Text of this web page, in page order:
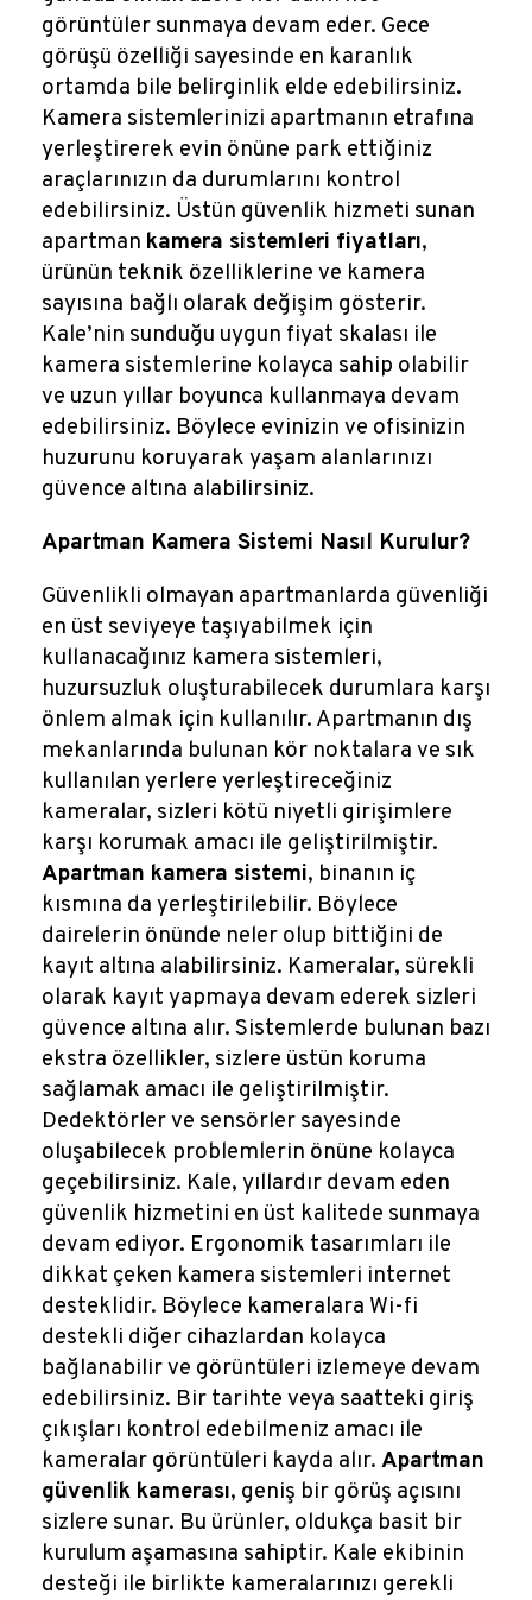
görüntüler sunmaya devam eder. Gece
görüşü özelliği sayesinde en karanlık
ortamda bile belirginlik elde edebilirsiniz.
Kamera sistemlerinizi apartmanın etrafına
yerleştirerek evin önüne park ettiğiniz
araçlarınızın da durumlarını kontrol
edebilirsiniz. Üstün güvenlik hizmeti sunan
apartman kamera sistemleri fiyatları,
ürünün teknik özelliklerine ve kamera
sayısına bağlı olarak değişim gösterir.
Kale’nin sunduğu uygun fiyat skalası ile
kamera sistemlerine kolayca sahip olabilir
ve uzun yıllar boyunca kullanmaya devam
edebilirsiniz. Böylece evinizin ve ofisinizin
huzurunu koruyarak yaşam alanlarınızı
güvence altına alabilirsiniz.
Apartman Kamera Sistemi Nasıl Kurulur?
Güvenlikli olmayan apartmanlarda güvenliği
en üst seviyeye taşıyabilmek için
kullanacağınız kamera sistemleri,
huzursuzluk oluşturabilecek durumlara karşı
önlem almak için kullanılır. Apartmanın dış
mekanlarında bulunan kör noktalara ve sık
kullanılan yerlere yerleştireceğiniz
kameralar, sizleri kötü niyetli girişimlere
karşı korumak amacı ile geliştirilmiştir.
Apartman kamera sistemi, binanın iç
kısmına da yerleştirilebilir. Böylece
dairelerin önünde neler olup bittiğini de
kayıt altına alabilirsiniz. Kameralar, sürekli
olarak kayıt yapmaya devam ederek sizleri
güvence altına alır. Sistemlerde bulunan bazı
ekstra özellikler, sizlere üstün koruma
sağlamak amacı ile geliştirilmiştir.
Dedektörler ve sensörler sayesinde
oluşabilecek problemlerin önüne kolayca
geçebilirsiniz. Kale, yıllardır devam eden
güvenlik hizmetini en üst kalitede sunmaya
devam ediyor. Ergonomik tasarımları ile
dikkat çeken kamera sistemleri internet
desteklidir. Böylece kameralara Wi-fi
destekli diğer cihazlardan kolayca
bağlanabilir ve görüntüleri izlemeye devam
edebilirsiniz. Bir tarihte veya saatteki giriş
çıkışları kontrol edebilmeniz amacı ile
kameralar görüntüleri kayda alır. Apartman
güvenlik kamerası, geniş bir görüş açısını
sizlere sunar. Bu ürünler, oldukça basit bir
kurulum aşamasına sahiptir. Kale ekibinin
desteği ile birlikte kameralarınızı gerekli